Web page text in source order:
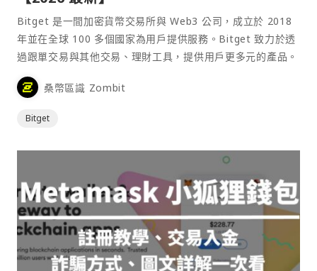
Bitget 是一間加密貨幣交易所與 Web3 公司，成立於 2018
年並在全球 100 多個國家為用戶提供服務。Bitget 致力於透
過跟單交易與其他交易、理財工具，提供用戶更多元的產品。
桑幣區識 Zombit
Bitget